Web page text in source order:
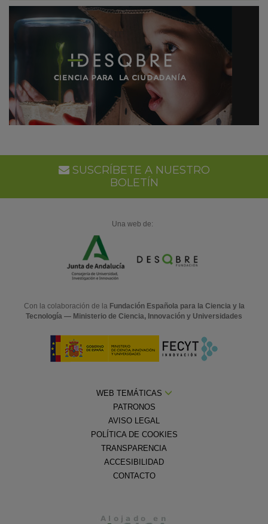
SUSCRÍBETE A NUESTRO
BOLETÍN
Una web de:
Con la colaboración de la Fundación Española para la Ciencia y la
Tecnología — Ministerio de Ciencia, Innovación y Universidades
WEB TEMÁTICAS
PATRONOS
AVISO LEGAL
POLÍTICA DE COOKIES
TRANSPARENCIA
ACCESIBILIDAD
CONTACTO